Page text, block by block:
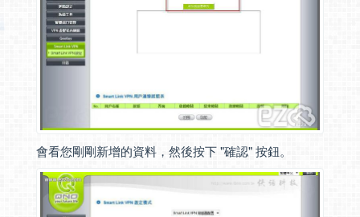
會看您剛剛新增的資料，然後按下 "確認" 按鈕。